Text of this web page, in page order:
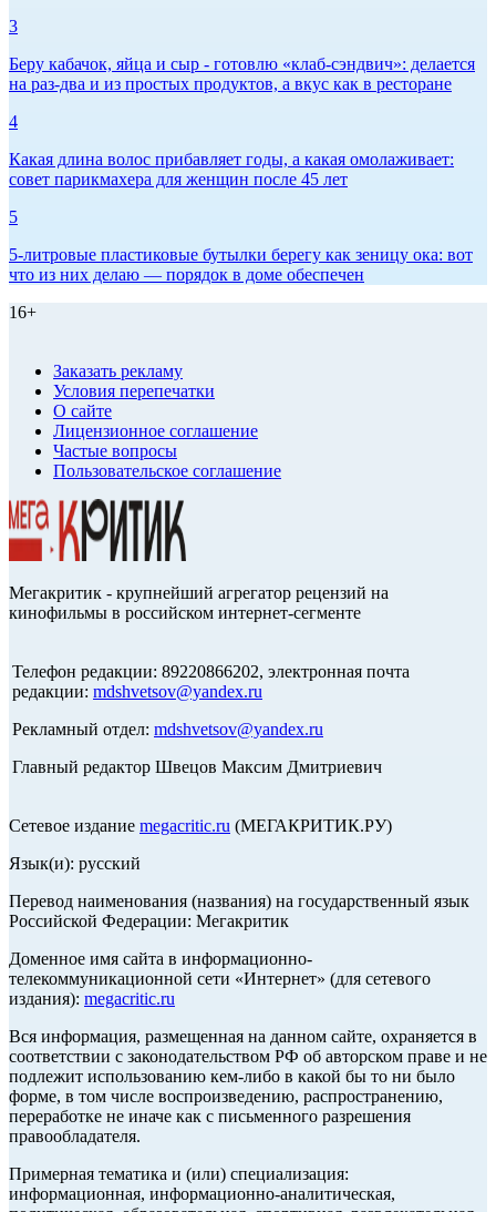
3
Беру кабачок, яйца и сыр - готовлю «клаб-сэндвич»: делается
на раз-два и из простых продуктов, а вкус как в ресторане
4
Какая длина волос прибавляет годы, а какая омолаживает:
совет парикмахера для женщин после 45 лет
5
5-литровые пластиковые бутылки берегу как зеницу ока: вот
что из них делаю — порядок в доме обеспечен
16+
Заказать рекламу
Условия перепечатки
О сайте
Лицензионное соглашение
Частые вопросы
Пользовательское соглашение
Мегакритик - крупнейший агрегатор рецензий на
кинофильмы в российском интернет-сегменте
Телефон редакции: 89220866202, электронная почта
редакции: mdshvetsov@yandex.ru
Рекламный отдел: mdshvetsov@yandex.ru
Главный редактор Швецов Максим Дмитриевич
Сетевое издание megacritic.ru (МЕГАКРИТИК.РУ)
Язык(и): русский
Перевод наименования (названия) на государственный язык
Российской Федерации: Мегакритик
Доменное имя сайта в информационно-
телекоммуникационной сети «Интернет» (для сетевого
издания): megacritic.ru
Вся информация, размещенная на данном сайте, охраняется в
соответствии с законодательством РФ об авторском праве и не
подлежит использованию кем-либо в какой бы то ни было
форме, в том числе воспроизведению, распространению,
переработке не иначе как с письменного разрешения
правообладателя.
Примерная тематика и (или) специализация:
информационная, информационно-аналитическая,